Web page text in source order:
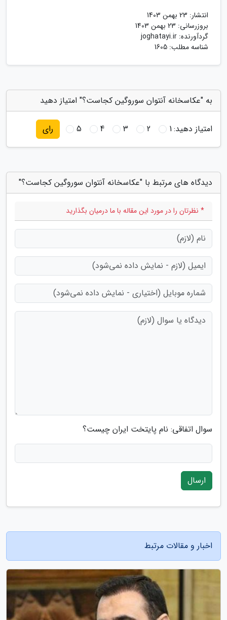
انتشار: 23 بهمن 1403
بروزرسانی: 23 بهمن 1403
گردآورنده: joghatayi.ir
شناسه مطلب: 1605
به "عکاسخانه آنتوان سوروگین کجاست؟" امتیاز دهید
امتیاز دهید:1
2
3
4
5 رای
دیدگاه های مرتبط با "عکاسخانه آنتوان سوروگین کجاست؟"
* نظرتان را در مورد این مقاله با ما درمیان بگذارید
سوال اتفاقی: نام پایتخت ایران چیست؟
ارسال
اخبار و مقالات مرتبط